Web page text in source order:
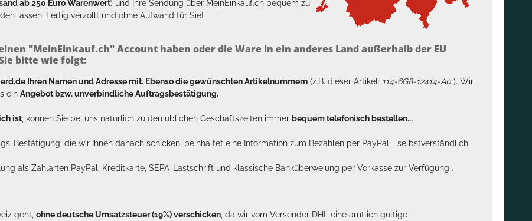
ab 250 Euro Warenwert) und Ihre Sendung über MeinEinkauf.ch bequem zu
lassen. Fertig verzollt und ohne Aufwand für Sie!
"MeinEinkauf.ch" Account haben oder die Ware in ein anderes Land außerhalb der EU
bitte wie folgt:
Ihren Namen und Adresse mit. Ebenso die gewünschten Artikelnummern (z.B. dieser Artikel: 114-6G8-12414-A0 ). Wir
ein Angebot bzw. unverbindliche Auftragsbestätigung.
ist , können Sie bei uns natürlich zu den üblichen Geschäftszeiten immer bequem telefonisch bestellen...
Bestätigung, die wir Ihnen danach schicken, beinhaltet eine Information zum Bezahlen per PayPal - selbstverständlich
als Zahlarten PayPal, Kreditkarte, SEPA-Lastschrift und klassische Banküberweiung per Vorkasse zur Verfügung .
geht, ohne deutsche Umsatzsteuer (19%) verschicken , da wir vom Versender DHL eine amtlich gültige